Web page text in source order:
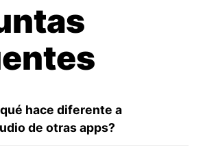
hace diferente a
de otras apps?